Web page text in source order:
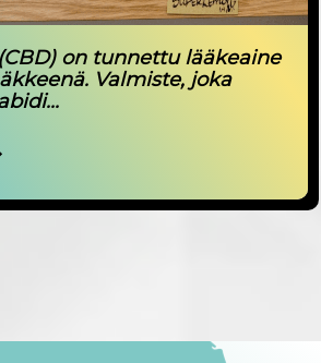
on tunnettu lääkeaine
Valmiste, joka